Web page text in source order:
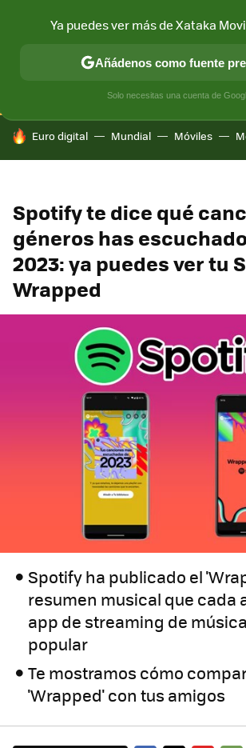
CONECTIVIDAD MÓVIL Y SOCIEDAD
HOY SE HABLA DE
Euro digital Mundial Móviles
Spotify te dice qué
géneros has
2023: ya puedes ver tu
Wrapped
Spotify ha publicado el
resumen musical que cada
app de streaming de
popular
Te mostramos cómo
'Wrapped' con tus amigos
Ya puedes ver más de Xataka
Añádenos como fuente
Solo necesitas una cuenta de